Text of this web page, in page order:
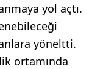
yol açtı.
yöneltti.
ortamında